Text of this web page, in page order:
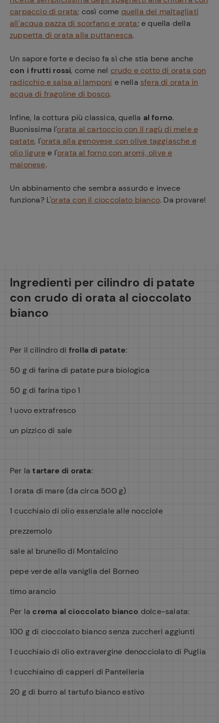
carpaccio di orata; così come quella dei maltagliati
all'acqua pazza di scorfano e orata; e quella della
zuppetta di orata alla puttanesca.
Un sapore forte e deciso fa sì che stia bene anche
con i frutti rossi, come nel crudo e cotto di orata con
radicchio e salsa ai lamponi e nella sfera di orata in
acqua di fragoline di bosco.
Infine, la cottura più classica, quella al forno.
Buonissima l'orata al cartoccio con il ragù di mele e
patate, l'orata alla genovese con olive taggiasche e
olio ligure e l'orata al forno con aromi, olive e
maionese.
Un abbinamento che sembra assurdo e invece
funziona? L'orata con il cioccolato bianco. Da provare!
Ingredienti per cilindro di patate
con crudo di orata al cioccolato
bianco
Per il cilindro di frolla di patate:
50 g di farina di patate pura biologica
50 g di farina tipo 1
1 uovo extrafresco
un pizzico di sale
Per latartare di orata:
1 orata di mare (da circa 500 g)
1 cucchiaio di olio essenziale alle nocciole
prezzemolo
sale al brunello di Montalcino
pepe verde alla vaniglia del Borneo
timo arancio
Per la crema al cioccolato bianco dolce-salata:
100 g di cioccolato bianco senza zuccheri aggiunti
1 cucchiaio di olio extravergine denocciolato di Puglia
1 cucchiaino di capperi di Pantelleria
20 g di burro al tartufo bianco estivo